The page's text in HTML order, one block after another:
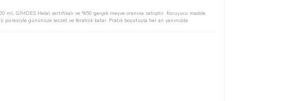
ml, GİMDES Helal sertifikalı ve %50 gerçek meyve oranına sahiptir. Koruyucu madde
püresiyle gününüze lezzet ve ferahlık katar. Pratik boyutuyla her an yanınızda.